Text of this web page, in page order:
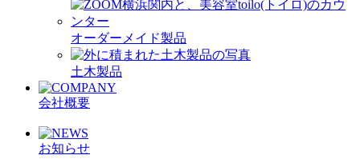
オーダーメイド製品
土木製品
会社概要
お知らせ